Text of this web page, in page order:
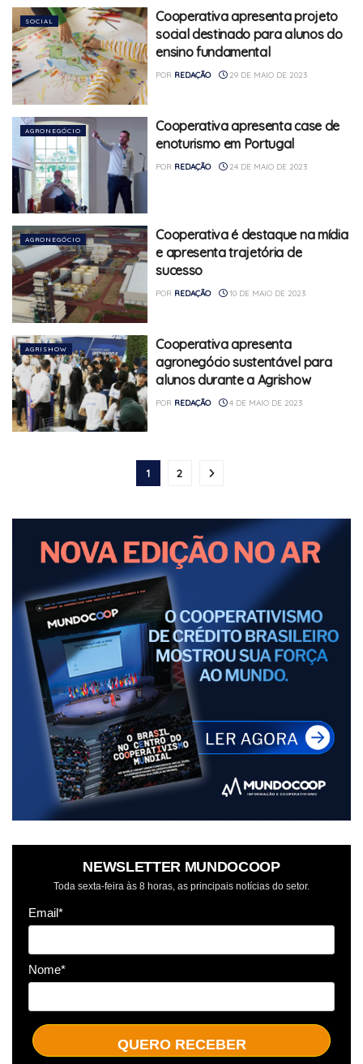
SOCIAL
Cooperativa apresenta projeto
social destinado para alunos do
ensino fundamental
POR REDAÇÃO 29 DE MAIO DE 2023
AGRONEGÓCIO
Cooperativa apresenta case de
enoturismo em Portugal
POR REDAÇÃO 24 DE MAIO DE 2023
AGRONEGÓCIO
Cooperativa é destaque na mídia
e apresenta trajetória de
sucesso
POR REDAÇÃO 10 DE MAIO DE 2023
AGRISHOW
Cooperativa apresenta
agronegócio sustentável para
alunos durante a Agrishow
POR REDAÇÃO 4 DE MAIO DE 2023
1 2
NEWSLETTER MUNDOCOOP
Toda sexta-feira às 8 horas, as principais notícias do setor.
Email*
Nome*
QUERO RECEBER